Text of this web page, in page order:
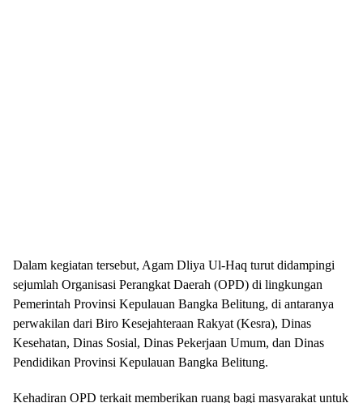
Dalam kegiatan tersebut, Agam Dliya Ul-Haq turut didampingi
sejumlah Organisasi Perangkat Daerah (OPD) di lingkungan
Pemerintah Provinsi Kepulauan Bangka Belitung, di antaranya
perwakilan dari Biro Kesejahteraan Rakyat (Kesra), Dinas
Kesehatan, Dinas Sosial, Dinas Pekerjaan Umum, dan Dinas
Pendidikan Provinsi Kepulauan Bangka Belitung.
Kehadiran OPD terkait memberikan ruang bagi masyarakat untuk